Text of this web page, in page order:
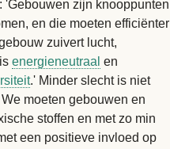
'Gebouwen zijn knooppunten
en die moeten efficiënter
zuivert lucht,
energieneutraal en
.' Minder slecht is niet
moeten gebouwen en
stoffen en met zo min
een positieve invloed op